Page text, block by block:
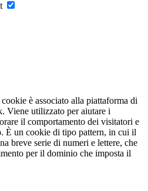
è associato alla piattaforma di
Viene utilizzato per aiutare i
il comportamento dei visitatori e
È un cookie di tipo pattern, in cui il
breve serie di numeri e lettere, che
per il dominio che imposta il